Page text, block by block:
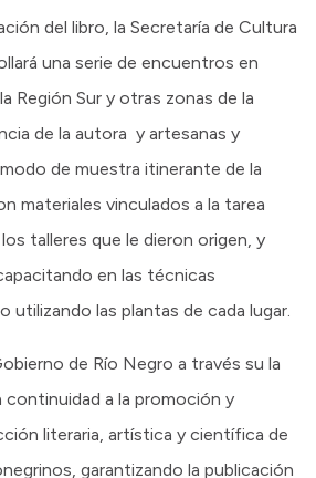
del libro, la Secretaría de Cultura
una serie de encuentros en
Región Sur y otras zonas de la
de la autora y artesanas y
de muestra itinerante de la
materiales vinculados a la tarea
talleres que le dieron origen, y
en las técnicas
utilizando las plantas de cada lugar.
de Río Negro a través su la
a la promoción y
literaria, artística y científica de
garantizando la publicación